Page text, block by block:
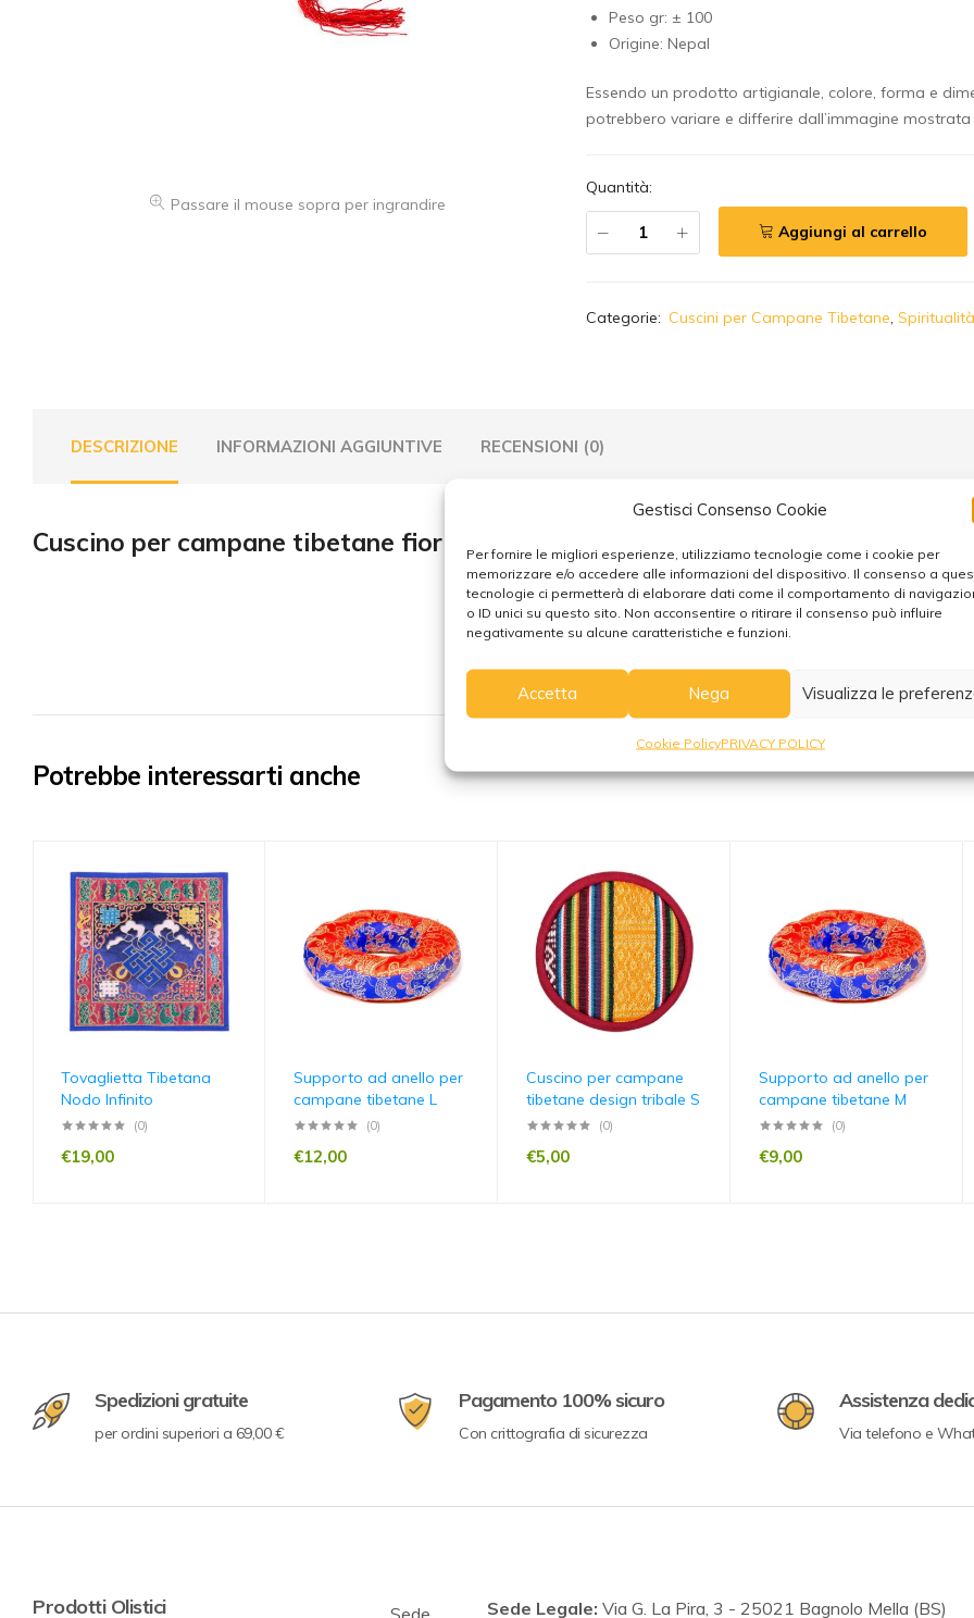
Gestisci Consenso Cookie
Per fornire le migliori esperienze, utilizziamo tecnologie come i cookie per
memorizzare e/o accedere alle informazioni del dispositivo. Il consenso a
tecnologie ci permetterà di elaborare dati come il comportamento di
o ID unici su questo sito. Non acconsentire o ritirare il consenso può influire
negativamente su alcune caratteristiche e funzioni.
Accetta Nega Visualizza le
Cookie PolicyPRIVACY POLICY
Passare il mouse sopra per ingrandire
Peso gr: ± 100
Origine: Nepal
Essendo un prodotto artigianale, colore, forma e
potrebbero variare e differire dall’immagine mostrata
Quantità:
Aggiungi al carrello
l
a
e
:
Categorie: Cuscini per Campane Tibetane,Spiritualità
DESCRIZIONE INFORMAZIONI AGGIUNTIVE RECENSIONI (0)
Cuscino per campane tibetane fiori rosso M
Potrebbe interessarti anche
Tovaglietta Tibetana
Nodo Infinito
(0)
€19,00
Supporto ad anello per
campane tibetane L
(0)
€12,00
Cuscino per campane
tibetane design tribale S
(0)
€5,00
Supporto ad anello per
campane tibetane M
(0)
€9,00
Spedizioni gratuite
per ordini superiori a 69,00 €
Pagamento 100% sicuro
Con crittografia di sicurezza
Assistenza
Via telefono e
Prodotti Olistici Sede Sede Legale: Via G. La Pira, 3 - 25021 Bagnolo Mella (BS)